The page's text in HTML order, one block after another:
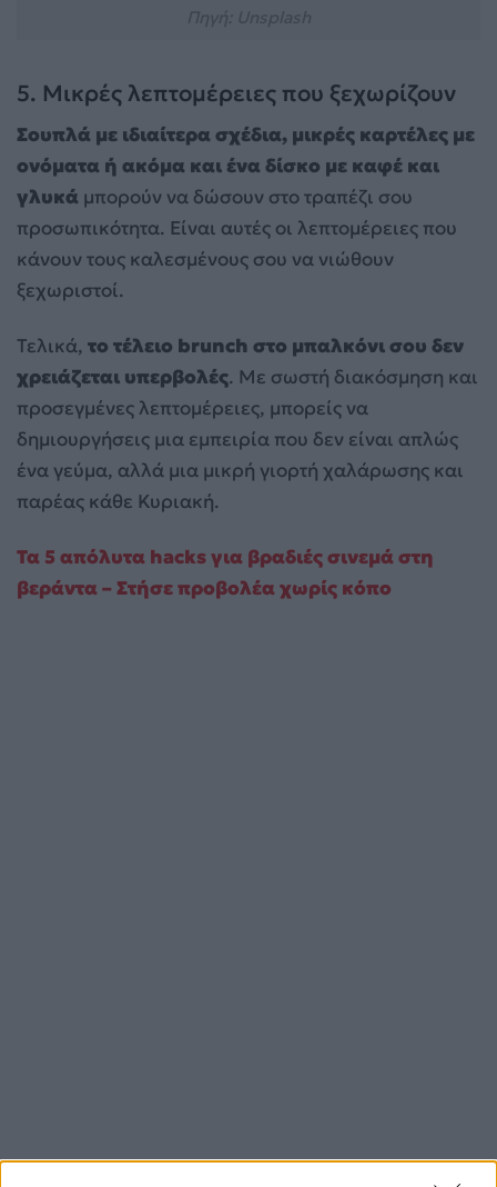
5. Μικρές λεπτομέρειες που ξεχωρίζουν
Σουπλά με ιδιαίτερα σχέδια, μικρές καρτέλες με
ονόματα ή ακόμα και ένα δίσκο με καφέ και
γλυκά μπορούν να δώσουν στο τραπέζι σου
προσωπικότητα. Είναι αυτές οι λεπτομέρειες που
κάνουν τους καλεσμένους σου να νιώθουν
ξεχωριστοί.
Τελικά, το τέλειο brunch στο μπαλκόνι σου δεν
χρειάζεται υπερβολές. Με σωστή διακόσμηση και
προσεγμένες λεπτομέρειες, μπορείς να
δημιουργήσεις μια εμπειρία που δεν είναι απλώς
ένα γεύμα, αλλά μια μικρή γιορτή χαλάρωσης και
παρέας κάθε Κυριακή.
Τα 5 απόλυτα hacks για βραδιές σινεμά στη
βεράντα – Στήσε προβολέα χωρίς κόπο